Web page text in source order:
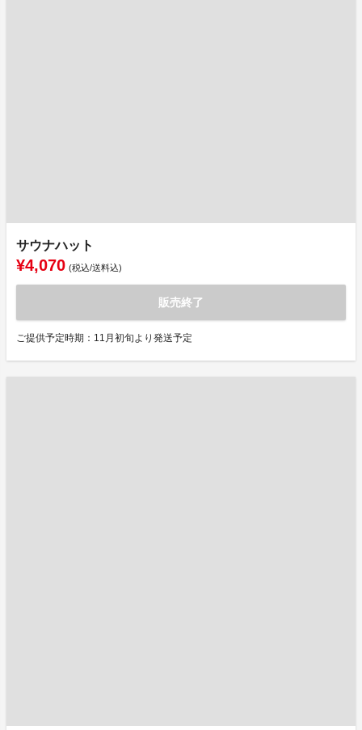
サウナハット
¥4,070 (税込/送料込)
販売終了
ご提供予定時期：11月初旬より発送予定